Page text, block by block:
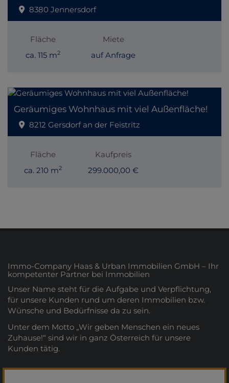
8380 Jennersdorf
Fläche
ca. 115 m2
Miete
auf Anfrage
Geräumiges Wohnhaus mit viel Außenfläche!
8212 Gersdorf an der Feistritz
Fläche
ca. 210 m2
Kaufpreis
299.000,00 €
Immo-Company Haas & Urban Immobilien GmbH – Ihr
kompetenter Partner bei Immobilien
Unser Name steht für die Aufgabe und Verpflichtung,
für unsere Kunden rund um deren Immobilien bzw.
Wünsche und Bedürfnisse da zu sein.
Unter dem Motto „Wir geben Menschen ein neues
Zuhause!“ sind wir in ganz Österreich für unsere
Kunden tätig.